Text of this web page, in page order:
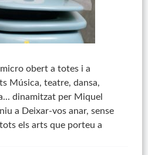
obert a totes i a
Música, teatre, dansa,
dinamitzat per Miquel
a Deixar-vos anar, sense
els arts que porteu a